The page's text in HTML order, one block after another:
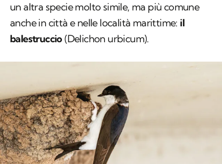
un altra specie molto simile, ma più comune
anche in città e nelle località marittime: il
balestruccio (Delichon urbicum).